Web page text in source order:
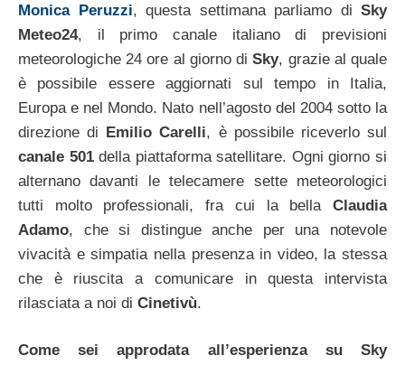
Monica Peruzzi, questa settimana parliamo di Sky
Meteo24, il primo canale italiano di previsioni
meteorologiche 24 ore al giorno diSky, grazie al quale
è possibile essere aggiornati sul tempo in Italia,
Europa e nel Mondo. Nato nell’agosto del 2004 sotto la
direzione di Emilio Carelli, è possibile riceverlo sul
canale 501della piattaforma satellitare. Ogni giorno si
alternano davanti le telecamere sette meteorologici
tutti molto professionali, fra cui la bella Claudia
Adamo, che si distingue anche per una notevole
vivacità e simpatia nella presenza in video, la stessa
che è riuscita a comunicare in questa intervista
rilasciata a noi di Cinetivù.
Come sei approdata all’esperienza su Sky